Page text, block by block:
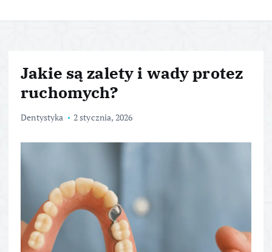
t
Jakie są zalety i wady protez
ruchomych?
Dentystyka 2 stycznia, 2026